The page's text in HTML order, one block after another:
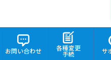
お問い合わせ 各種変更
手続 サ